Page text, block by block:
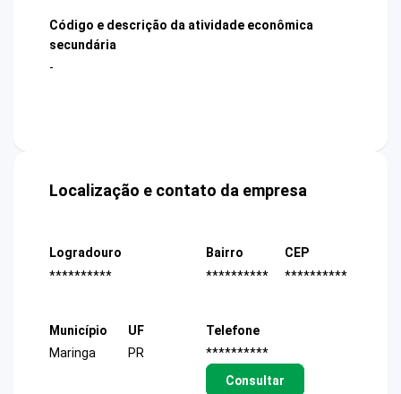
Código e descrição da atividade econômica
secundária
-
Localização e contato da empresa
Logradouro
**********
Bairro
**********
CEP
**********
Município
Maringa
UF
PR
Telefone
**********
Consultar